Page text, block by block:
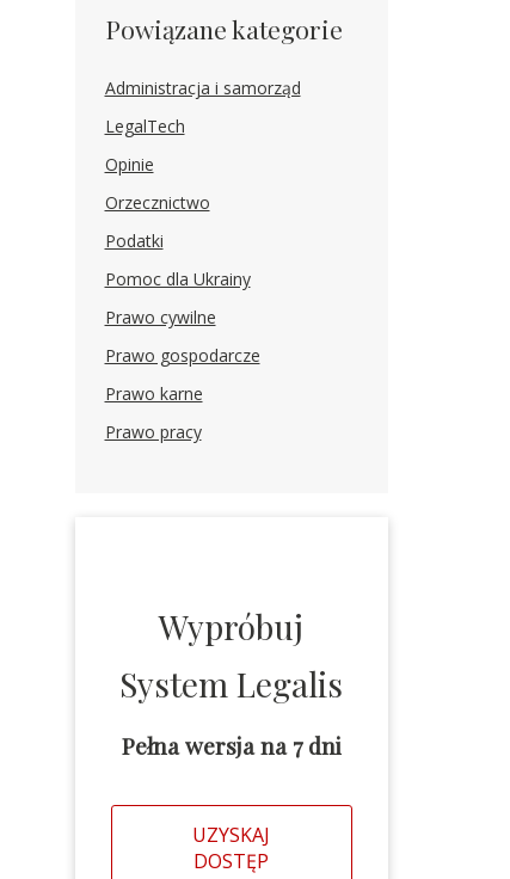
Powiązane kategorie
Administracja i samorząd
LegalTech
Opinie
Orzecznictwo
Podatki
Pomoc dla Ukrainy
Prawo cywilne
Prawo gospodarcze
Prawo karne
Prawo pracy
Wypróbuj
System Legalis
Pełna wersja na 7 dni
UZYSKAJ
DOSTĘP